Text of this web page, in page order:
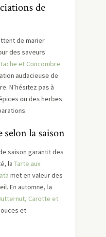
de
de marier
des saveurs
et Concombre
audacieuse de
N’hésitez pas à
ou des herbes
la saison
saison garantit des
la Tarte aux
met en valeur des
En automne, la
Carotte et
et